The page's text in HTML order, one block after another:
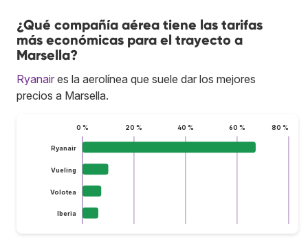
¿Qué compañía aérea tiene las tarifas
más económicas para el trayecto a
Marsella?
Ryanair es la aerolínea que suele dar los mejores
precios a Marsella.
0 % 20 % 40 % 60 % 80 %
Ryanair
Vueling
Volotea
Iberia